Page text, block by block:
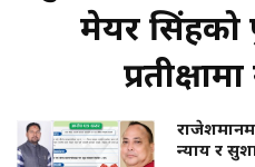
मेयर सिंहको
न्याय र